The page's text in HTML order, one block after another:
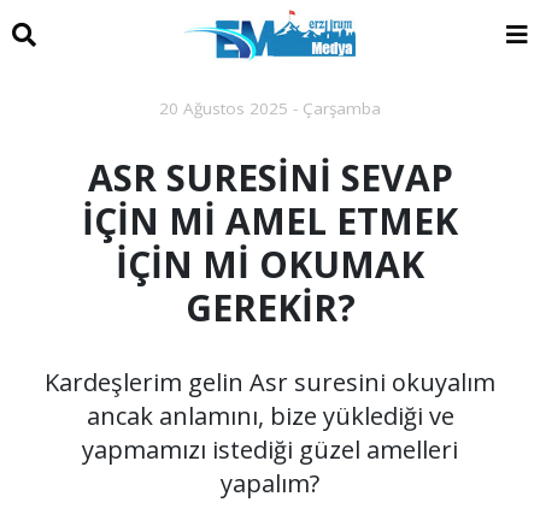
20 Ağustos 2025 - Çarşamba
ASR SURESİNİ SEVAP
İÇİN Mİ AMEL ETMEK
İÇİN Mİ OKUMAK
GEREKİR?
Kardeşlerim gelin Asr suresini okuyalım
ancak anlamını, bize yüklediği ve
yapmamızı istediği güzel amelleri
yapalım?